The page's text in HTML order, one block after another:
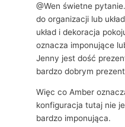
@Wen świetne
do organizacji lub
układ i dekoracja
oznacza imponujące
Jenny jest dość
bardzo dobrym
Więc co Amber
konfiguracja tutaj nie
bardzo imponująca.